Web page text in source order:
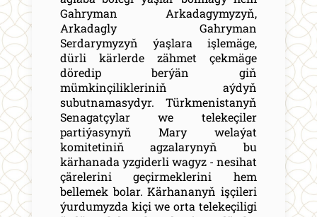
Gahryman Arkadagymyzyň,
Arkadagly Gahryman
Serdarymyzyň ýaşlara işlemäge,
dürli kärlerde zähmet çekmäge
döredip berýän giň
mümkinçilikleriniň aýdyň
subutnamasydyr. Türkmenistanyň
Senagatçylar we telekeçiler
partiýasynyň Mary welaýat
komitetiniň agzalarynyň bu
kärhanada yzgiderli wagyz - nesihat
çärelerini geçirmeklerini hem
bellemek bolar. Kärhananyň işçileri
ýurdumyzda kiçi we orta telekeçiligi